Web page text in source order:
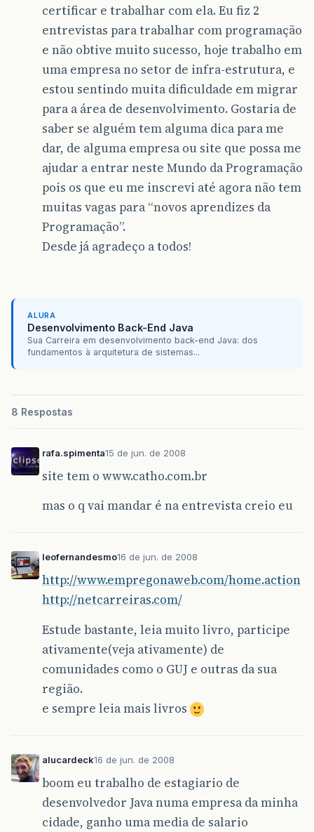
certificar e trabalhar com ela. Eu fiz 2
entrevistas para trabalhar com programação
e não obtive muito sucesso, hoje trabalho em
uma empresa no setor de infra-estrutura, e
estou sentindo muita dificuldade em migrar
para a área de desenvolvimento. Gostaria de
saber se alguém tem alguma dica para me
dar, de alguma empresa ou site que possa me
ajudar a entrar neste Mundo da Programação
pois os que eu me inscrevi até agora não tem
muitas vagas para “novos aprendizes da
Programação”.
Desde já agradeço a todos!
ALURA
Desenvolvimento Back-End Java
Sua Carreira em desenvolvimento back-end Java: dos
fundamentos à arquitetura de sistemas...
8 Respostas
rafa.spimenta15 de jun. de 2008
site tem o www.catho.com.br
mas o q vai mandar é na entrevista creio eu
leofernandesmo16 de jun. de 2008
http://www.empregonaweb.com/home.action
http://netcarreiras.com/
Estude bastante, leia muito livro, participe
ativamente(veja ativamente) de
comunidades como o GUJ e outras da sua
região.
e sempre leia mais livros
alucardeck16 de jun. de 2008
boom eu trabalho de estagiario de
desenvolvedor Java numa empresa da minha
cidade, ganho uma media de salario